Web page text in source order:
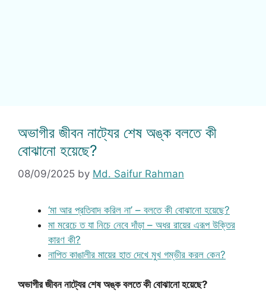
অভাগীর জীবন নাট্যের শেষ অঙ্ক বলতে কী
বোঝানো হয়েছে?
08/09/2025 by Md. Saifur Rahman
‘মা আর প্রতিবাদ করিল না’ – বলতে কী বোঝানো হয়েছে?
মা মরেচে ত যা নিচে নেবে দাঁড়া – অধর রায়ের এরূপ উক্তির
কারণ কী?
নাপিত কাঙালীর মায়ের হাত দেখে মুখ গম্ভীর করল কেন?
অভাগীর জীবন নাট্যের শেষ অঙ্ক বলতে কী বোঝানো হয়েছে?